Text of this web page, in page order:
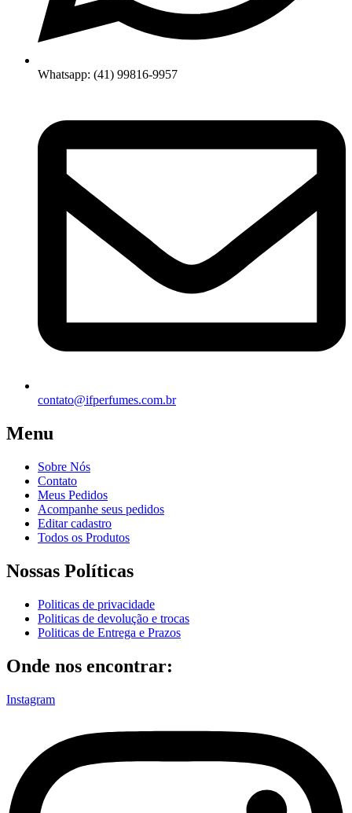
Whatsapp: (41) 99816-9957
contato@ifperfumes.com.br
Menu
Sobre Nós
Contato
Meus Pedidos
Acompanhe seus pedidos
Editar cadastro
Todos os Produtos
Nossas Políticas
Politicas de privacidade
Politicas de devolução e trocas
Politicas de Entrega e Prazos
Onde nos encontrar:
Instagram